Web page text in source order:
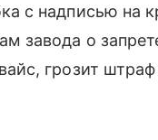
с надписью на
завода о
грозит